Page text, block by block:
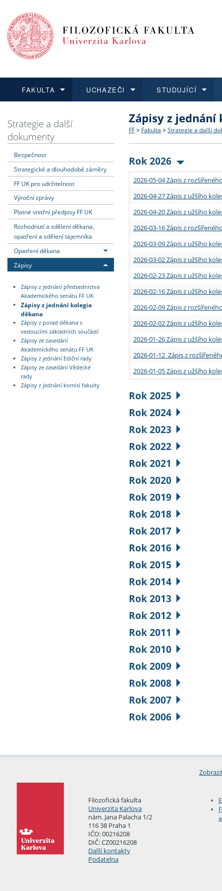
FAKULTA
Dozvědět se více
Struktura a historie
Strategie a další
Podpora a benefity pro
Absolventi fakulty
UCHAZEČI
Podat přihlášku
Co studovat a jak se
Učitelské studijní
Informace k průběhu
STUDUJÍCÍ
Dozvědět se více
Bakalářské a magisterské
Doktorské studium
Rigorózní řízení
Dozvědět se více
O vědě a výzkumu na FF
Akademické kvalifikace
Granty a projekty
Dozvědět se více
Aktuální nabídky a
Vyjíždějící studenti
Přijíždějící studenti
Vyjíždějící zaměstnanci
Strategie a další
dokumenty
Bezpečnost
Strategické a dlouhodobé záměry
FF UK pro udržitelnost
Výroční zprávy
Platné vnitřní předpisy FF UK
Rozhodnutí a sdělení děkana,
opatření a sdělení tajemníka
Opatření děkana
Zápisy
Zápisy z jednání předsednictva
Akademického senátu FF UK
Zápisy z jednání kolegia
děkana
Zápisy z porad děkana s
vedoucími základních součástí
Zápisy ze zasedání
Akademického senátu FF UK
Zápisy z jednání Ediční rady
Zápisy ze zasedání Vědecké
rady
Zápisy z jednání komisí fakulty
Zápisy z jednání
FF > Fakulta > Strategie a další
Rok 2026
2026-05-04 Zápis z
2026-04-27 Zápis z užšího
2026-04-20 Zápis z užšího
2026-03-16 Zápis z
2026-03-09 Zápis z užšího
2026-03-02 Zápis z užšího
2026-02-23 Zápis z užšího
2026-02-16 Zápis z užšího
2026-02-09 Zápis z
2026-02-02 Zápis z užšího
2026-01-26 Zápis z užšího
2026-01-12 Zápis z
2026-01-05 Zápis z užšího
Rok 2025
Rok 2024
Rok 2023
Rok 2022
Rok 2021
Rok 2020
Rok 2019
Rok 2018
Rok 2017
Rok 2016
Rok 2015
Rok 2014
Rok 2013
Rok 2012
Rok 2011
Rok 2010
Rok 2009
Rok 2008
Rok 2007
Rok 2006
Filozofická fakulta
Univerzita Karlova
nám. Jana Palacha 1/2
116 38 Praha 1
IČO: 00216208
DIČ: CZ00216208
Další kontakty
Podatelna